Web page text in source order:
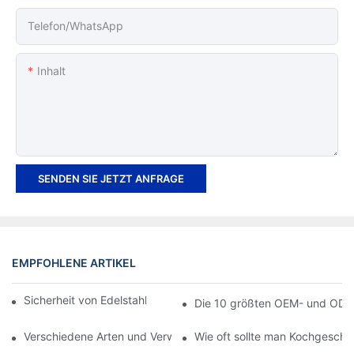
Telefon/WhatsApp
Inhalt
SENDEN SIE JETZT ANFRAGE
EMPFOHLENE ARTIKEL
Sicherheit von Edelstahltabletts für heiße Speisen
Die 10 größten OEM- und
Verschiedene Arten und Verwendungsmöglichkeiten von
Wie oft sollte man